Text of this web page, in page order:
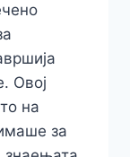
Овој
на
за